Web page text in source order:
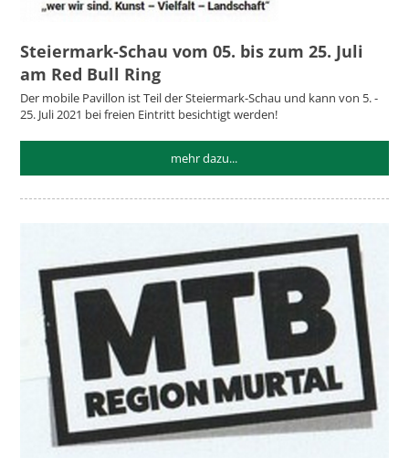
Steiermark-Schau vom 05. bis zum 25. Juli
am Red Bull Ring
Der mobile Pavillon ist Teil der Steiermark-Schau und kann von 5. -
25. Juli 2021 bei freien Eintritt besichtigt werden!
mehr dazu...